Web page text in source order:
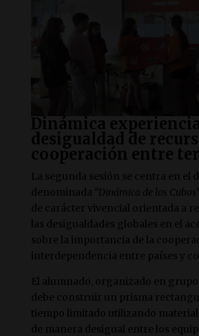
Dinámica
desigualdad de
cooperación entre
La segunda sesión se centra en el
denominada “Dinámica de los Cubos”
de carácter vivencial orientada a
las desigualdades globales en el
sobre la importancia de la
interdependencia entre países y
El alumnado, organizado en
debe construir un prisma
tiempo limitado utilizando
de manera desigual entre los